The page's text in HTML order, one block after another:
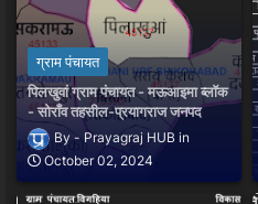
ग्राम पंचायत
पिलखुवां ग्राम पंचायत - मऊआइमा ब्लॉक
- सोराँव तहसील-प्रयागराज जनपद
Prayagraj HUB
October 02, 2024